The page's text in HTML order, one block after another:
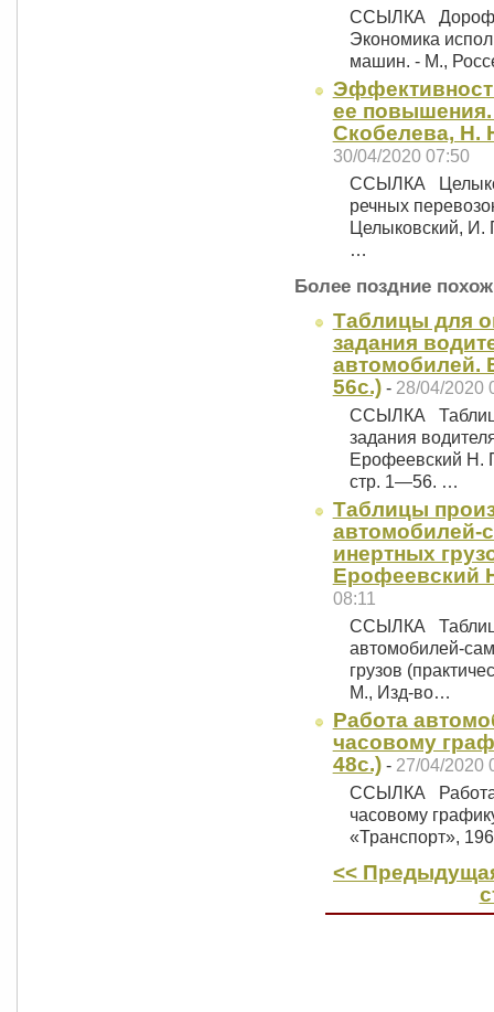
ССЫЛКА
Экономика
машин. - М.,
ее
Скобелева, Н.
30/04/2020 07:50
ССЫЛКА
речных
Целыковский,
…
Более поздние
Таблицы для
задания
автомобилей.
56с.)- 28/04/2020
ССЫЛКА
задания
Ерофеевский Н.
стр. 1—56. …
Таблицы
автомобилей-
инертных
Ерофеевский
08:11
ССЫЛКА
автомобилей-
грузов
М., Изд-во…
Работа
часовому
48с.)- 27/04/2020
ССЫЛКА Работа
часовому
«Транспорт»,
<<